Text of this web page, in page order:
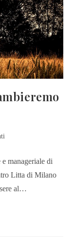
manageriale di
Litta di Milano
al…